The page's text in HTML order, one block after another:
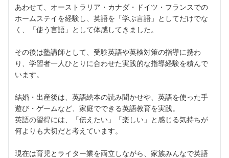
あわせて、オーストラリア・カナダ・ドイツ・フランスでの
ホームステイを経験し、英語を「学ぶ言語」としてだけでな
く、「使う言語」として体感してきました。
その後は塾講師として、受験英語や英検対策の指導に携わ
り、学習者一人ひとりに合わせた実践的な指導経験を積んで
います。
結婚・出産後は、英語絵本の読み聞かせや、英語を使った手
遊び・ゲームなど、家庭でできる英語教育を実践。
英語の習得には、「伝えたい」「楽しい」と感じる気持ちが
何よりも大切だと考えています。
現在は育児とライター業を両立しながら、家族みんなで英語